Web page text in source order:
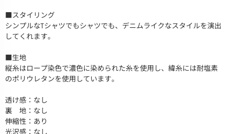
■スタイリング
シンプルなTシャツでもシャツでも、デニムライクなスタイルを演出
してくれます。
■生地
縦糸はロープ染色で濃色に染められた糸を使用し、緯糸には耐塩素
のポリウレタンを使用しています。
透け感：なし
裏 地：なし
伸縮性：あり